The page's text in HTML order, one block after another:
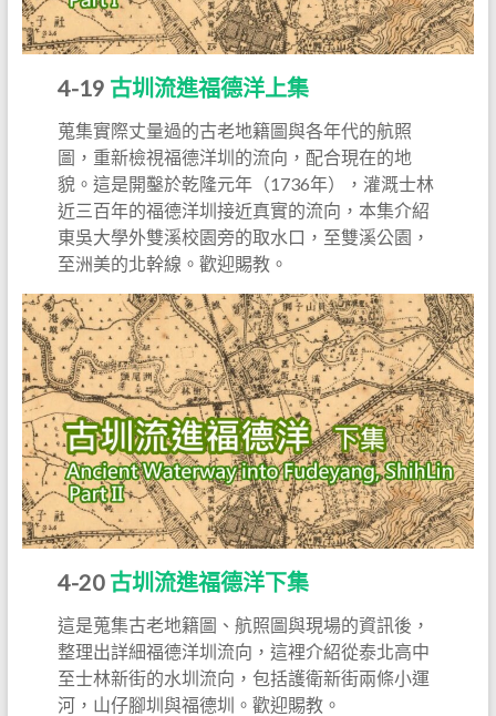
4-19 古圳流進福德洋上集
蒐集實際丈量過的古老地籍圖與各年代的航照
圖，重新檢視福德洋圳的流向，配合現在的地
貌。這是開鑿於乾隆元年（1736年），灌溉士林
近三百年的福德洋圳接近真實的流向，本集介紹
東吳大學外雙溪校園旁的取水口，至雙溪公園，
至洲美的北幹線。歡迎賜教。
4-20 古圳流進福德洋下集
這是蒐集古老地籍圖、航照圖與現場的資訊後，
整理出詳細福德洋圳流向，這裡介紹從泰北高中
至士林新街的水圳流向，包括護衛新街兩條小運
河，山仔腳圳與福德圳。歡迎賜教。